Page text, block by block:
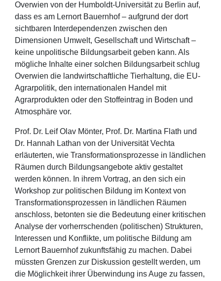
Overwien von der Humboldt-Universität zu Berlin auf,
dass es am Lernort Bauernhof – aufgrund der dort
sichtbaren Interdependenzen zwischen den
Dimensionen Umwelt, Gesellschaft und Wirtschaft –
keine unpolitische Bildungsarbeit geben kann. Als
mögliche Inhalte einer solchen Bildungsarbeit schlug
Overwien die landwirtschaftliche Tierhaltung, die EU-
Agrarpolitik, den internationalen Handel mit
Agrarprodukten oder den Stoffeintrag in Boden und
Atmosphäre vor.
Prof. Dr. Leif Olav Mönter, Prof. Dr. Martina Flath und
Dr. Hannah Lathan von der Universität Vechta
erläuterten, wie Transformationsprozesse in ländlichen
Räumen durch Bildungsangebote aktiv gestaltet
werden können. In ihrem Vortrag, an den sich ein
Workshop zur politischen Bildung im Kontext von
Transformationsprozessen in ländlichen Räumen
anschloss, betonten sie die Bedeutung einer kritischen
Analyse der vorherrschenden (politischen) Strukturen,
Interessen und Konflikte, um politische Bildung am
Lernort Bauernhof zukunftsfähig zu machen. Dabei
müssten Grenzen zur Diskussion gestellt werden, um
die Möglichkeit ihrer Überwindung ins Auge zu fassen,